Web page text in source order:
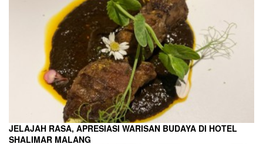
JELAJAH RASA, APRESIASI WARISAN BUDAYA DI HOTEL
SHALIMAR MALANG